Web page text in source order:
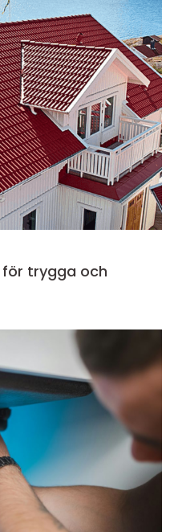
trygga och